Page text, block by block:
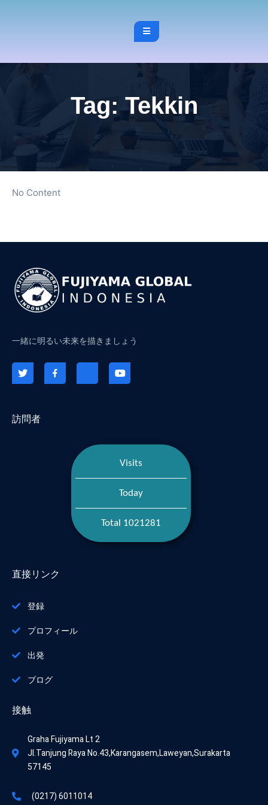
Tag: Tekkin
No Content
一緒に明るい未来を描きましょう
訪問者
Visits
Today
Total 1021281
直接リンク
登録
プロフィール
出発
ブログ
接触
Graha Fujiyama Lt 2
Jl.Tanjung Raya No.43,Karangasem,Laweyan,Surakarta
57145
(0217) 6011014